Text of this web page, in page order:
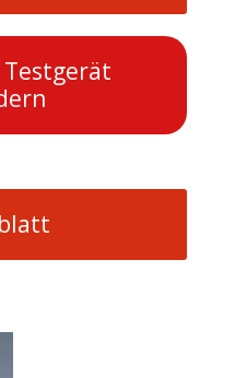
Testgerät